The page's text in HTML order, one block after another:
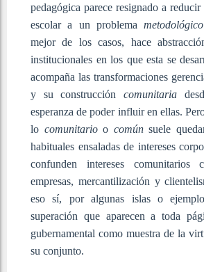
pedagógica parece resignado a
escolar a un problemametodológico
mejor de los casos, hace
institucionales en los que esta se
acompaña las transformaciones
y su construccióncomunitaria
esperanza de poder influir en ellas.
lo comunitarioo comúnsuele
habituales ensaladas de intereses
confunden intereses comunitarios
empresas, mercantilización y
eso sí, por algunas islas o
superación que aparecen a toda
gubernamental como muestra de la
su conjunto.